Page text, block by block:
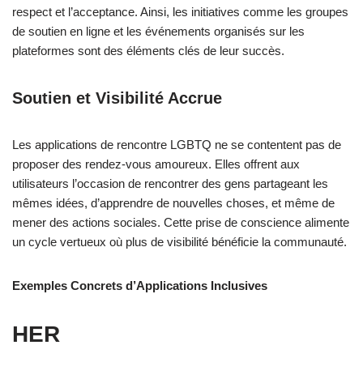
respect et l’acceptance. Ainsi, les initiatives comme les groupes
de soutien en ligne et les événements organisés sur les
plateformes sont des éléments clés de leur succès.
Soutien et Visibilité Accrue
Les applications de rencontre LGBTQ ne se contentent pas de
proposer des rendez-vous amoureux. Elles offrent aux
utilisateurs l’occasion de rencontrer des gens partageant les
mêmes idées, d’apprendre de nouvelles choses, et même de
mener des actions sociales. Cette prise de conscience alimente
un cycle vertueux où plus de visibilité bénéficie la communauté.
Exemples Concrets d’Applications Inclusives
HER